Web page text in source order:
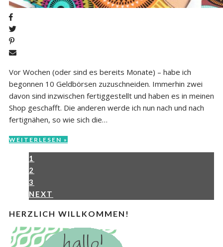
Vor Wochen (oder sind es bereits Monate) – habe ich
begonnen 10 Geldbörsen zuzuschneiden. Immerhin zwei
davon sind inzwischen fertiggestellt und haben es in meinen
Shop geschafft. Die anderen werde ich nun nach und nach
fertignähen, so wie sich die…
WEITERLESEN »
1
2
3
NEXT
HERZLICH WILLKOMMEN!